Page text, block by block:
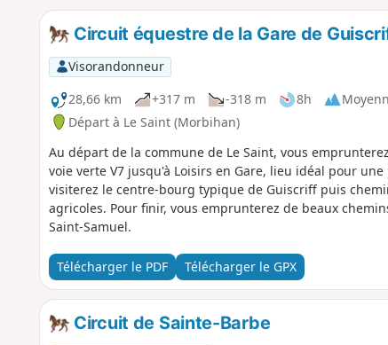
Circuit équestre de la Gare de
Visorandonneur
28,66 km
+317 m -318 m 8h
Départ à Le Saint (Morbihan)
Au départ de la commune de Le Saint, vous
voie verte V7 jusqu'à Loisirs en Gare, lieu idéal pour
visiterez le centre-bourg typique de Guiscriff puis
agricoles. Pour finir, vous emprunterez de beaux
Saint-Samuel.
Télécharger le PDF Télécharger le GPX
Circuit de Sainte-Barbe